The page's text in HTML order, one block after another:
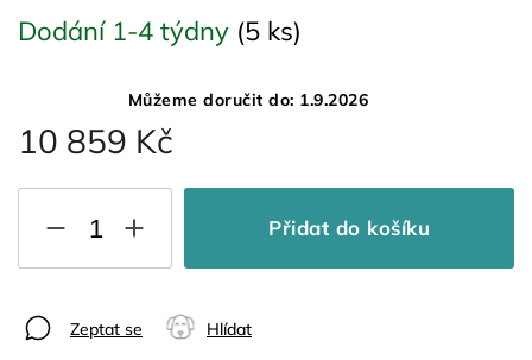
10 859 Kč
Dodání 1-4 týdny (5 ks)
Můžeme doručit do: 1.9.2026
Přidat do košíku
Zeptat se Hlídat